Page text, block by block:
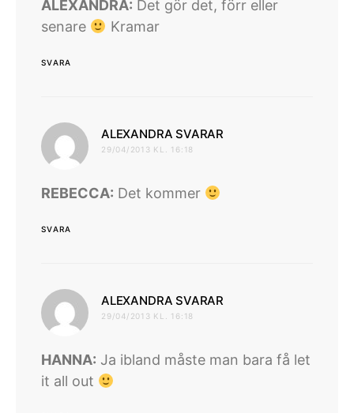
ALEXANDRA: Det gör det, förr eller
senare
Kramar
SVARA
ALEXANDRA SVARAR
29/04/2013 KL. 16:18
REBECCA: Det kommer
SVARA
ALEXANDRA SVARAR
29/04/2013 KL. 16:18
HANNA: Ja ibland måste man bara få let
it all out